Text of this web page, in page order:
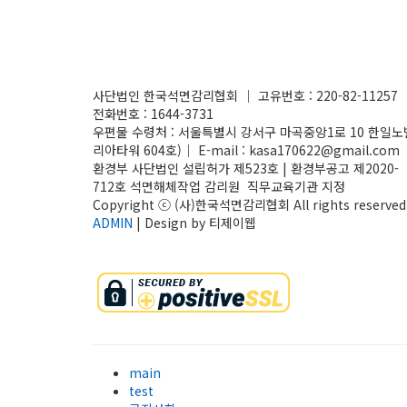
사단법인 한국석면감리협회 │ 고유번호 : 220-82-11257
전화번호 : 1644-3731
우편물 수령처 : 서울특별시 강서구 마곡중앙1로 10 한일노
리아타워 604호)│ E-mail : kasa170622@gmail.com
환경부 사단법인 설립허가 제523호 | 환경부공고 제2020-
712호 석면해체작업 감리원 직무교육기관 지정
Copyright ⓒ (사)한국석면감리협회 All rights
ADMIN | Design by 티제이웹
main
test